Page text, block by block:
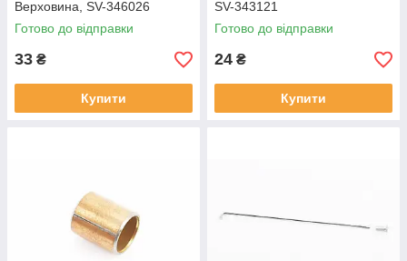
Верховина, SV-346026
Готово до відправки
33 ₴
Купити
SV-343121
Готово до відправки
24 ₴
Купити